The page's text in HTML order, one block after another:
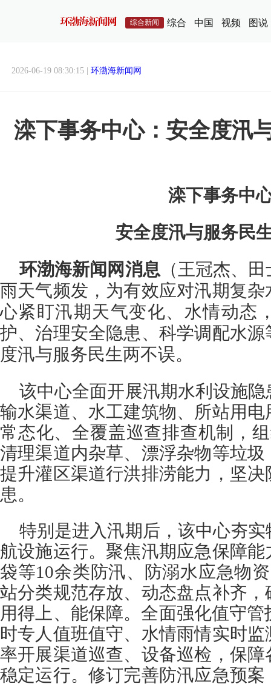
综合新闻 综合 中国 视频 图说
2026-06-19 08:30:15 | 环渤海新闻网
滦下事务中心：安全度汛
滦下事务中
安全度汛与服务民
环渤海新闻网消息 （王冠杰、
雨天气频发，为有效应对汛期复
心紧盯汛期天气变化、水情动态
护、治理安全隐患、科学调配水
度汛与服务民生两不误。
该中心全面开展汛期水利设施
输水渠道、水工建筑物、所站用
常态化、全覆盖巡查排查机制，
清理渠道内杂草、漂浮杂物等垃
提升灌区渠道行洪排涝能力，坚
患。
特别是进入汛期后，该中心夯
航设施运行。聚焦汛期应急保障
袋等10余类防汛、防溺水应急物
站分类规范存放、动态盘点补齐
用得上、能保障。全面强化值守
时专人值班值守、水情雨情实时
率开展渠道巡查、设备巡检，保
稳定运行。修订完善防汛应急预